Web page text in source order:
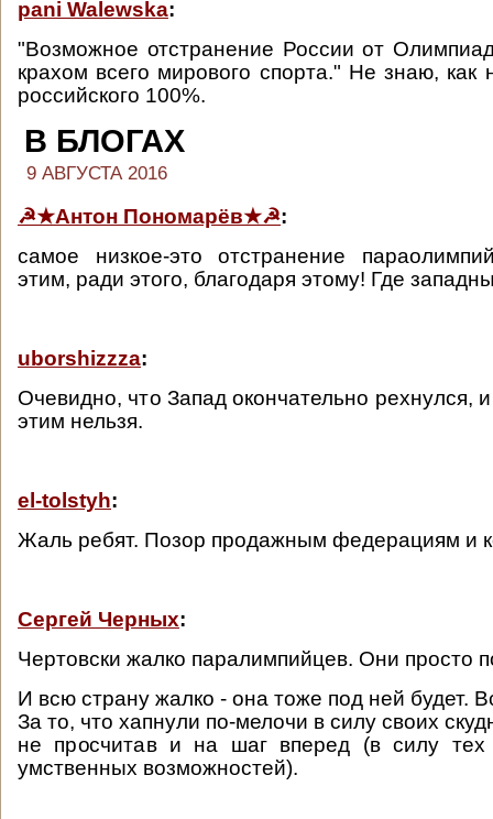
pani Walewska:
"Возможное отстранение России от
крахом всего мирового спорта." Не знаю, как
российского 100%.
В БЛОГАХ
9 АВГУСТА 2016
☭★Антон Пономарёв★☭:
самое низкое-это отстранение
этим, ради этого, благодаря этому! Где
uborshizzza:
Очевидно, что Запад окончательно рехнулся,
этим нельзя.
el-tolstyh:
Жаль ребят. Позор продажным федерациям и
Сергей Черных:
Чертовски жалко паралимпийцев. Они просто
И всю страну жалко - она тоже под ней будет.
За то, что хапнули по-мелочи в силу своих
не просчитав и на шаг вперед (в силу тех
умственных возможностей).